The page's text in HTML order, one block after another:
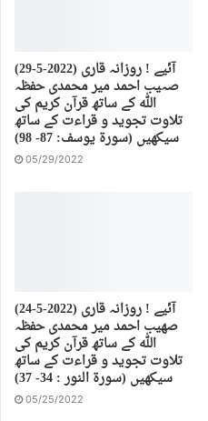
(29-5-2022) آئیے ! روزانہ قاری
صہیب احمد میر محمدی حفظہ
اللہ کے ساتھ قرآن کریم کی
تلاوت تجوید و قراءت کے ساتھ
سیکھیں (سورة يوسف: 87- 98)
05/29/2022
(24-5-2022) آئیے ! روزانہ قاری
صهیب احمد میر محمدی حفظہ
اللہ کے ساتھ قرآن کریم کی
تلاوت تجوید و قراءت کے ساتھ
سیکھیں (سورة النور : 34- 37)
05/25/2022